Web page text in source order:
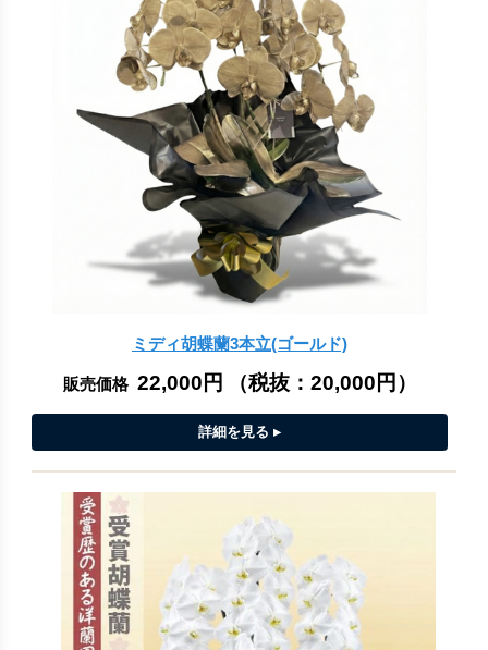
ミディ胡蝶蘭3本立(ゴールド)
販売価格 22,000円 （税抜： 20,000円 ）